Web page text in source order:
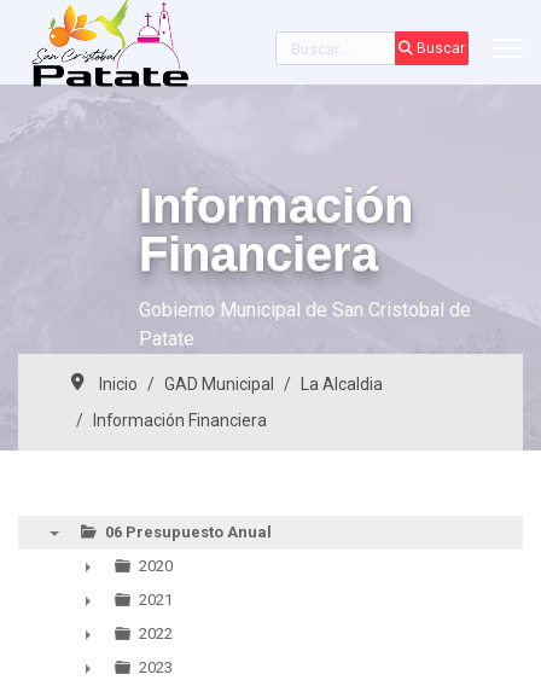
Buscar Buscar
Información
Financiera
Gobierno Municipal de San Cristobal de
Patate
Inicio GAD Municipal
La Alcaldia
Información Financiera
06 Presupuesto Anual
►
2020
►
2021
►
2022
2023